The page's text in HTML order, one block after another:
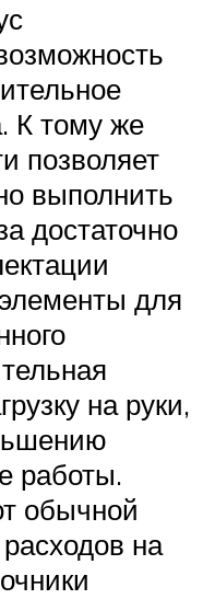
К тому же
позволяет
выполнить
достаточно
для
на руки,
работы.
обычной
на